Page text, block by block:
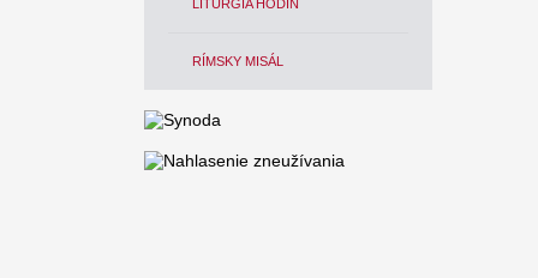
LITURGIA HODÍN
RÍMSKY MISÁL